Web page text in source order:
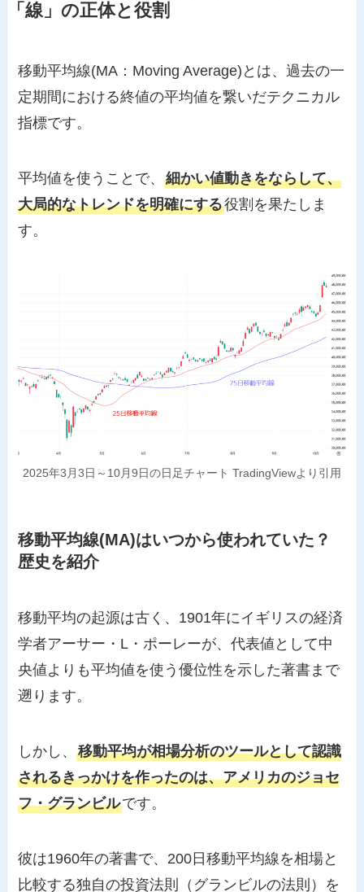
「線」の正体と役割
移動平均線(MA：Moving Average)とは、過去の一
定期間における終値の平均値を繋いだテクニカル
指標です。
平均値を使うことで、細かい値動きをならして、
大局的なトレンドを明確にする役割を果たしま
す。
2025年3月3日～10月9日の日足チャート TradingViewより引用
移動平均線(MA)はいつから使われていた？
歴史を紹介
移動平均の起源は古く、1901年にイギリスの経済
学者アーサー・L・ポーレーが、代表値として中
央値よりも平均値を使う優位性を示した著書まで
遡ります。
しかし、移動平均が相場分析のツールとして認識
されるきっかけを作ったのは、アメリカのジョセ
フ・グランビルです。
彼は1960年の著書で、200日移動平均線を相場と
比較する独自の投資法則（グランビルの法則）を